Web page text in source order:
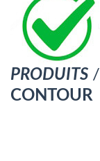
PRODUITS /
CONTOUR